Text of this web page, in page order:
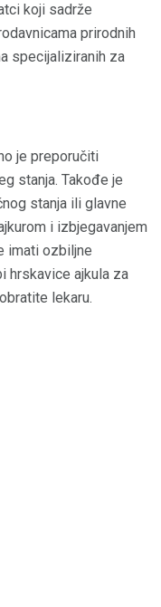
koji sadrže
prirodnih
specijaliziranih za
je preporučiti
stanja. Takođe je
stanja ili glavne
i izbjegavanjem
imati ozbiljne
hrskavice ajkula za
lekaru.